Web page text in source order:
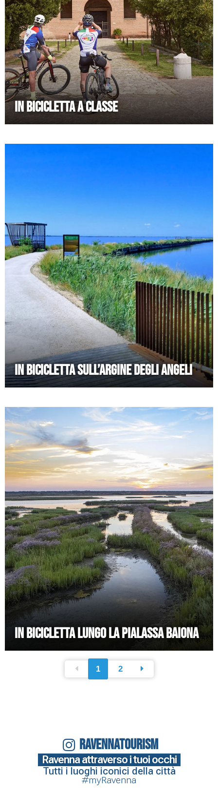
IN BICICLETTA A CLASSE
IN BICICLETTA SULL’ARGINE DEGLI ANGELI
IN BICICLETTA LUNGO LA PIALASSA BAIONA
1 2
RAVENNATOURISM
Ravenna attraverso i tuoi occhi
Tutti i luoghi iconici della città
#myRavenna